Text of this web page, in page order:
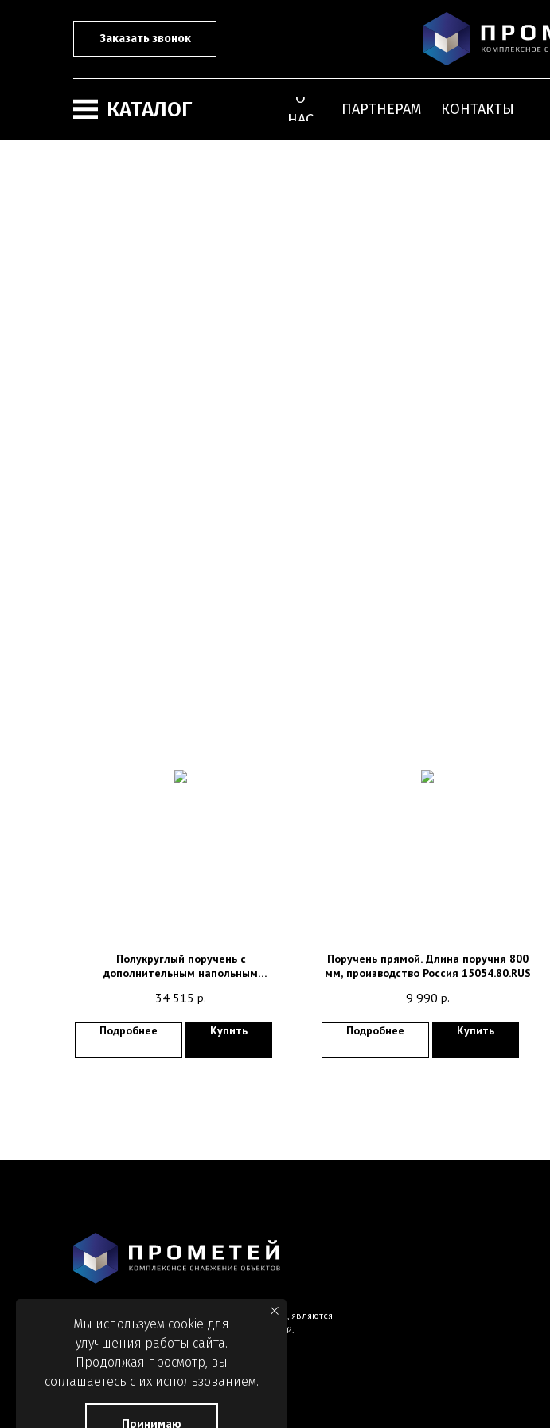
Заказать звонок
КАТАЛОГ
О
НАС
ПАРТНЕРАМ КОНТАКТЫ
Полукруглый поручень с
дополнительным напольным
34 515 р.
Подробнее Купить
Поручень прямой. Длина поручня 800
мм, производство Россия 15054.80.RUS
9 990 р.
Подробнее Купить
Информация и цены, представленные на сайте, являются
справочными и не являются публичной офертой.
Мы используем cookie для
улучшения работы сайта.
Продолжая просмотр, вы
соглашаетесь с их использованием.
Принимаю